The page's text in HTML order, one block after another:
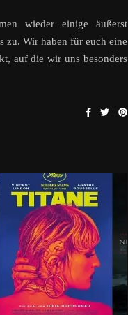
wieder einige äußerst
zu. Wir haben für euch eine
auf die wir uns besonders